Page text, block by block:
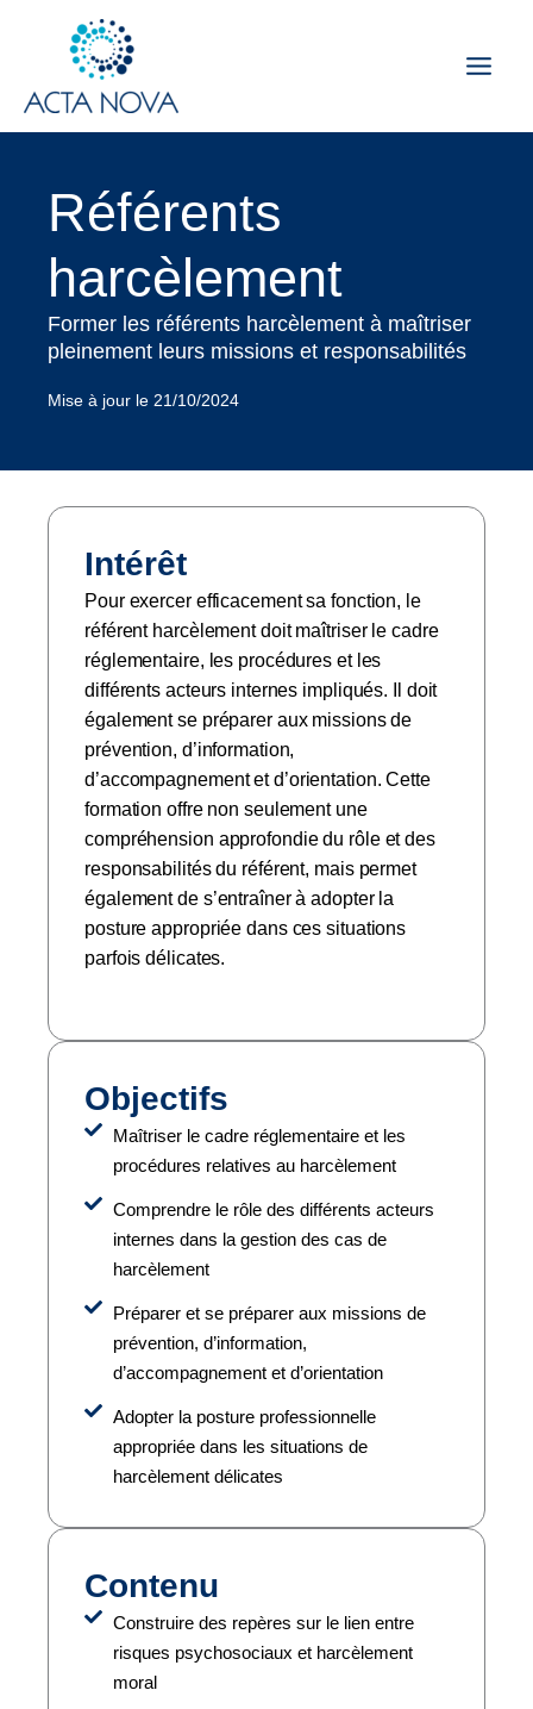
Référents
harcèlement
Former les référents harcèlement à maîtriser
pleinement leurs missions et responsabilités
Mise à jour le 21/10/2024
Intérêt
Pour exercer efficacement sa fonction, le
référent harcèlement doit maîtriser le cadre
réglementaire, les procédures et les
différents acteurs internes impliqués. Il doit
également se préparer aux missions de
prévention, d’information,
d’accompagnement et d’orientation. Cette
formation offre non seulement une
compréhension approfondie du rôle et des
responsabilités du référent, mais permet
également de s’entraîner à adopter la
posture appropriée dans ces situations
parfois délicates.
Objectifs
Maîtriser le cadre réglementaire et les
procédures relatives au harcèlement
Comprendre le rôle des différents acteurs
internes dans la gestion des cas de
harcèlement
Préparer et se préparer aux missions de
prévention, d’information,
d’accompagnement et d’orientation
Adopter la posture professionnelle
appropriée dans les situations de
harcèlement délicates
Contenu
Construire des repères sur le lien entre
risques psychosociaux et harcèlement
moral